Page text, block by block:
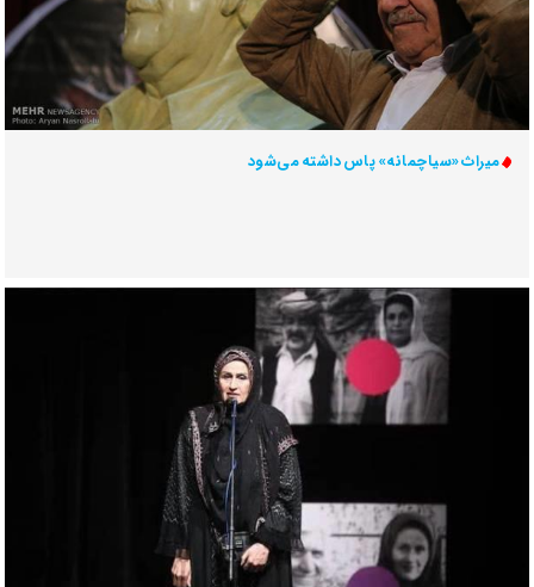
میراث «سیاچمانه» پاس داشته می‌شود